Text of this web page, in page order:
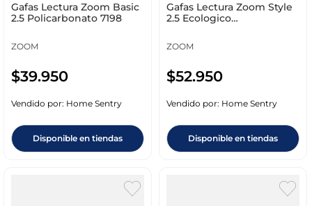
Gafas Lectura Zoom Basic
2.5 Policarbonato 7198
ZOOM
$39.950
Vendido por: Home Sentry
Disponible en tiendas
Gafas Lectura Zoom Style
2.5 Ecologico
ZOOM
$52.950
Vendido por: Home Sentry
Disponible en tiendas